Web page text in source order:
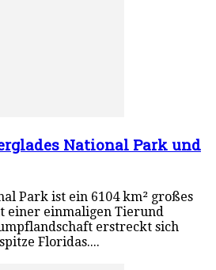
National Park und
Park ist ein 6104 km² großes
einer einmaligen Tierund
erstreckt sich
Floridas....